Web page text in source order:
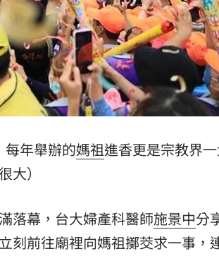
年舉辦的媽祖進香更是宗教界
大）
落幕，台大婦產科醫師施景中分
刻前往廟裡向媽祖擲茭求一事，